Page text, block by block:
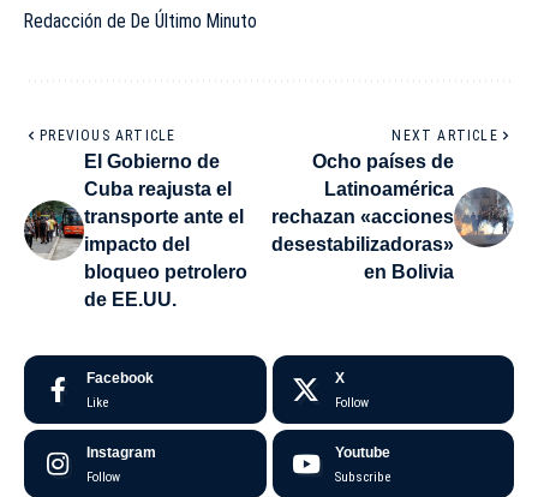
Redacción de De Último Minuto
PREVIOUS ARTICLE
El Gobierno de
Cuba reajusta el
transporte ante el
impacto del
bloqueo petrolero
de EE.UU.
NEXT ARTICLE
Ocho países de
Latinoamérica
rechazan «acciones
desestabilizadoras»
en Bolivia
Facebook
Like
X
Follow
Instagram
Follow
Youtube
Subscribe